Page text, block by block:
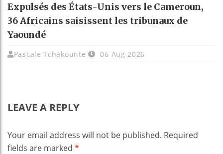
Expulsés des États-Unis vers le Cameroun,
36 Africains saisissent les tribunaux de
Yaoundé
Pascale Tchakounte 06 Aug 2026
LEAVE A REPLY
Your email address will not be published. Required
fields are marked *